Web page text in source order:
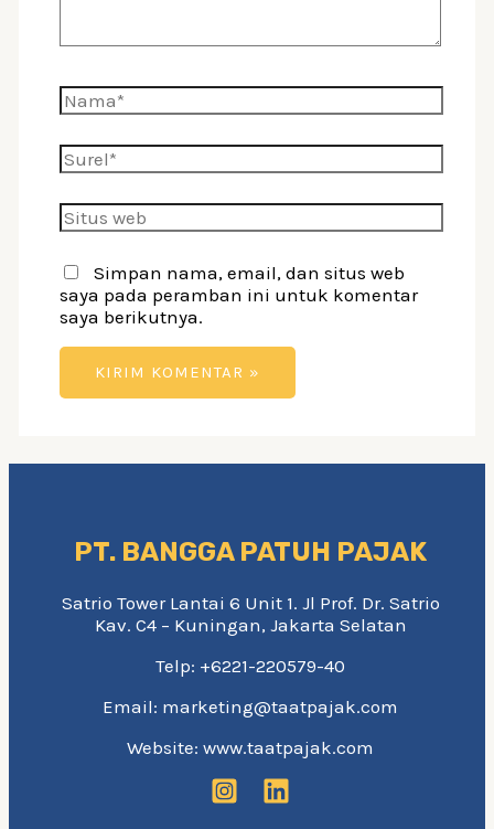
Nama*
Surel*
Situs
web
Simpan nama, email, dan situs web
saya pada peramban ini untuk komentar
saya berikutnya.
PT. BANGGA PATUH PAJAK
Satrio Tower Lantai 6 Unit 1. Jl Prof. Dr. Satrio
Kav. C4 – Kuningan, Jakarta Selatan
Telp: +6221-220579-40
Email: marketing@taatpajak.com
Website: www.taatpajak.com